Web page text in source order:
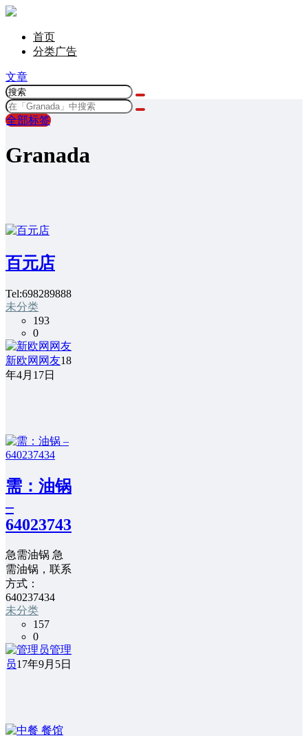
首页
分类广告
文章
全部标签
Granada
百元店
Tel:698289888
未分类
193
0
新欧网网友18
年4月17日
需：油锅
–
640237434
急需油锅 急
需油锅，联系
方式：
640237434
未分类
157
0
管理
员17年9月5日